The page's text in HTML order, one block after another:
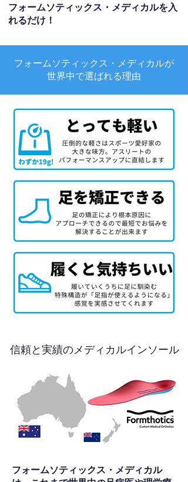
フォームソティックス・メディカルを入
れるだけ！
フォームソティックス・メディカルが
世界中で選ばれる理由
信頼と実績のメディカルインソール
フォームソティックス・メディカル